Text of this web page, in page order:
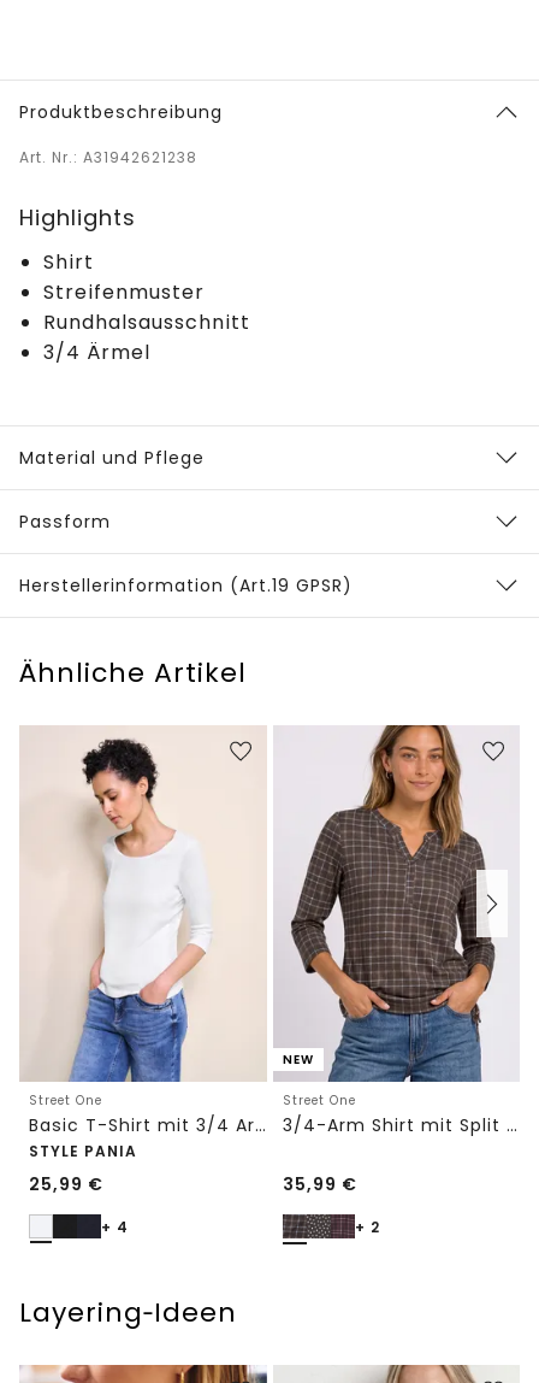
Produktbeschreibung
Art. Nr.: A31942621238
Highlights
Shirt
Streifenmuster
Rundhalsausschnitt
3/4 Ärmel
Material und Pflege
Passform
Herstellerinformation (Art.19 GPSR)
Ähnliche Artikel
Street One
Basic T-Shirt mit 3/4 Arm
STYLE PANIA
25,99 €
+ 4
NEW
Street One
3/4-Arm Shirt mit Split Neck und Print
35,99 €
+ 2
Layering‑Ideen